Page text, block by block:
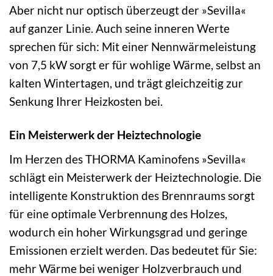
Aber nicht nur optisch überzeugt der »Sevilla«
auf ganzer Linie. Auch seine inneren Werte
sprechen für sich: Mit einer Nennwärmeleistung
von 7,5 kW sorgt er für wohlige Wärme, selbst an
kalten Wintertagen, und trägt gleichzeitig zur
Senkung Ihrer Heizkosten bei.
Ein Meisterwerk der Heiztechnologie
Im Herzen des THORMA Kaminofens »Sevilla«
schlägt ein Meisterwerk der Heiztechnologie. Die
intelligente Konstruktion des Brennraums sorgt
für eine optimale Verbrennung des Holzes,
wodurch ein hoher Wirkungsgrad und geringe
Emissionen erzielt werden. Das bedeutet für Sie:
mehr Wärme bei weniger Holzverbrauch und